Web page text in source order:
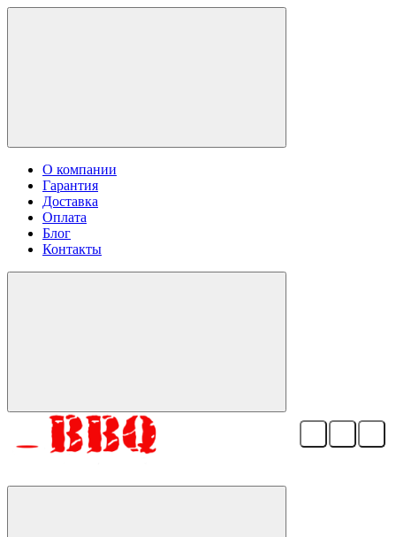
О компании
Гарантия
Доставка
Оплата
Блог
Контакты